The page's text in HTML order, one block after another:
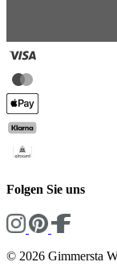
Folgen Sie uns
© 2026 Gimmersta